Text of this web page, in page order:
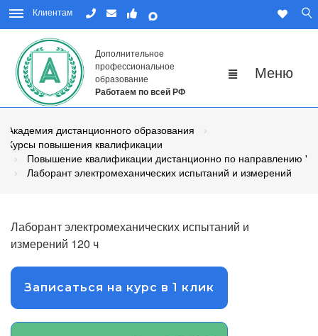
Клиентам
Дополнительное
профессиональное
образование
Работаем по всей РФ
Академия дистанционного образования
Курсы повышения квалификации
Повышение квалификации дистанционно по направлению
Лаборант электромеханических испытаний и измерений
Лаборант электромеханических испытаний и
измерений 120 ч
Записаться на курс в 1 клик